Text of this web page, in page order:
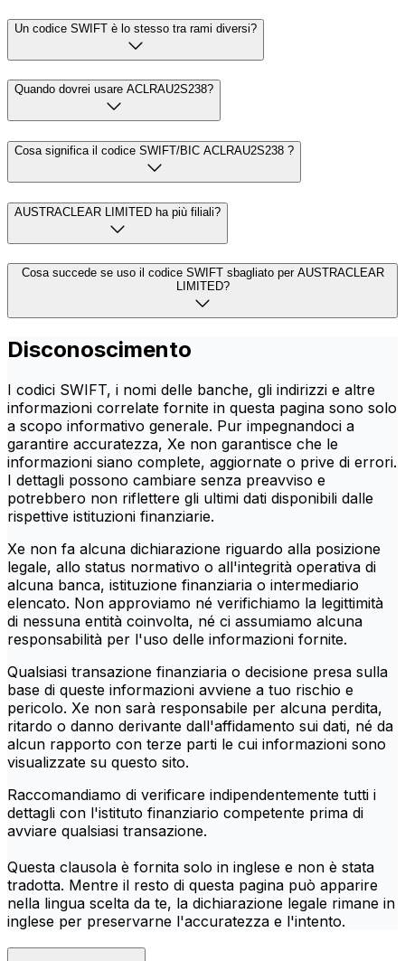
Un codice SWIFT è lo stesso tra rami diversi?
Quando dovrei usare ACLRAU2S238?
Cosa significa il codice SWIFT/BIC ACLRAU2S238 ?
AUSTRACLEAR LIMITED ha più filiali?
Cosa succede se uso il codice SWIFT sbagliato per AUSTRACLEAR
LIMITED?
Disconoscimento
I codici SWIFT, i nomi delle banche, gli indirizzi e altre
informazioni correlate fornite in questa pagina sono solo
a scopo informativo generale. Pur impegnandoci a
garantire accuratezza, Xe non garantisce che le
informazioni siano complete, aggiornate o prive di errori.
I dettagli possono cambiare senza preavviso e
potrebbero non riflettere gli ultimi dati disponibili dalle
rispettive istituzioni finanziarie.
Xe non fa alcuna dichiarazione riguardo alla posizione
legale, allo status normativo o all'integrità operativa di
alcuna banca, istituzione finanziaria o intermediario
elencato. Non approviamo né verifichiamo la legittimità
di nessuna entità coinvolta, né ci assumiamo alcuna
responsabilità per l'uso delle informazioni fornite.
Qualsiasi transazione finanziaria o decisione presa sulla
base di queste informazioni avviene a tuo rischio e
pericolo. Xe non sarà responsabile per alcuna perdita,
ritardo o danno derivante dall'affidamento sui dati, né da
alcun rapporto con terze parti le cui informazioni sono
visualizzate su questo sito.
Raccomandiamo di verificare indipendentemente tutti i
dettagli con l'istituto finanziario competente prima di
avviare qualsiasi transazione.
Questa clausola è fornita solo in inglese e non è stata
tradotta. Mentre il resto di questa pagina può apparire
nella lingua scelta da te, la dichiarazione legale rimane in
inglese per preservarne l'accuratezza e l'intento.